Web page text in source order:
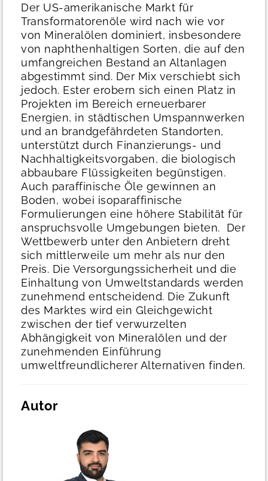
Der US-amerikanische Markt für
Transformatorenöle wird nach wie vor
von Mineralölen dominiert, insbesondere
von naphthenhaltigen Sorten, die auf den
umfangreichen Bestand an Altanlagen
abgestimmt sind. Der Mix verschiebt sich
jedoch. Ester erobern sich einen Platz in
Projekten im Bereich erneuerbarer
Energien, in städtischen Umspannwerken
und an brandgefährdeten Standorten,
unterstützt durch Finanzierungs- und
Nachhaltigkeitsvorgaben, die biologisch
abbaubare Flüssigkeiten begünstigen.
Auch paraffinische Öle gewinnen an
Boden, wobei isoparaffinische
Formulierungen eine höhere Stabilität für
anspruchsvolle Umgebungen bieten.
Der
Wettbewerb unter den Anbietern dreht
sich mittlerweile um mehr als nur den
Preis. Die Versorgungssicherheit und die
Einhaltung von Umweltstandards werden
zunehmend entscheidend. Die Zukunft
des Marktes wird ein Gleichgewicht
zwischen der tief verwurzelten
Abhängigkeit von Mineralölen und der
zunehmenden Einführung
umweltfreundlicherer Alternativen finden.
Autor